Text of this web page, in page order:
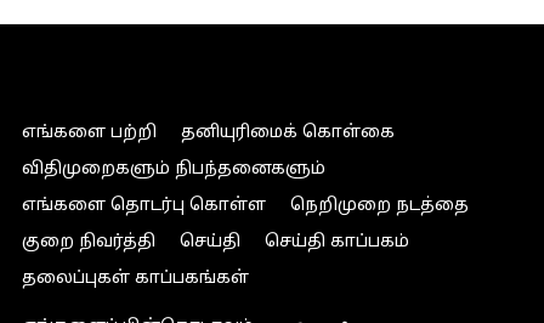
எங்களை பற்றி
தனியுரிமைக் கொள்கை
விதிமுறைகளும் நிபந்தனைகளும்
எங்களை தொடர்பு கொள்ள
நெறிமுறை நடத்தை
குறை நிவர்த்தி
செய்தி
செய்தி காப்பகம்
தலைப்புகள் காப்பகங்கள்